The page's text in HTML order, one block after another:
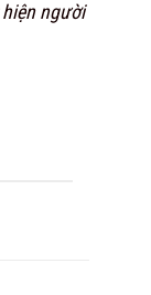
người